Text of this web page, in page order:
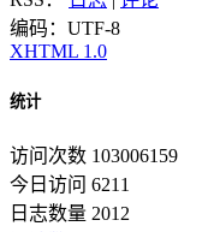
编码：UTF-8
XHTML 1.0
统计
访问次数 103006159
今日访问 6211
日志数量 2012